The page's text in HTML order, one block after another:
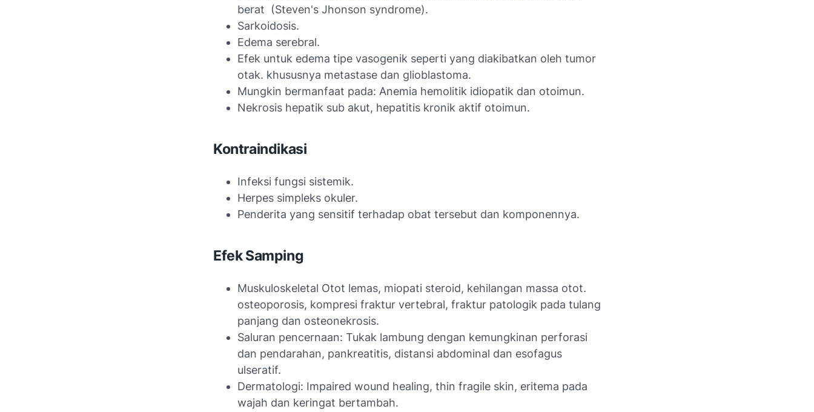
berat (Steven's Jhonson syndrome).
Sarkoidosis.
Edema serebral.
Efek untuk edema tipe vasogenik seperti yang diakibatkan oleh tumor
otak. khususnya metastase dan glioblastoma.
Mungkin bermanfaat pada: Anemia hemolitik idiopatik dan otoimun.
Nekrosis hepatik sub akut, hepatitis kronik aktif otoimun.
Kontraindikasi
Infeksi fungsi sistemik.
Herpes simpleks okuler.
Penderita yang sensitif terhadap obat tersebut dan komponennya.
Efek Samping
Muskuloskeletal Otot lemas, miopati steroid, kehilangan massa otot.
osteoporosis, kompresi fraktur vertebral, fraktur patologik pada tulang
panjang dan osteonekrosis.
Saluran pencernaan: Tukak lambung dengan kemungkinan perforasi
dan pendarahan, pankreatitis, distansi abdominal dan esofagus
ulseratif.
Dermatologi: Impaired wound healing, thin fragile skin, eritema pada
wajah dan keringat bertambah.